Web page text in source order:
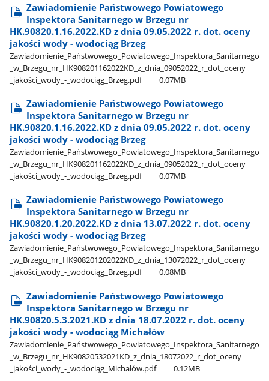
Zawiadomienie Państwowego Powiatowego
Inspektora Sanitarnego w Brzegu nr
HK.90820.1.16.2022.KD z dnia 09.05.2022 r. dot. oceny
jakości wody - wodociąg Brzeg
Zawiadomienie​_Państwowego​_Powiatowego​_Inspektora​_Sanitarnego​
_w​_Brzegu​_nr​_HK908201162022KD​_z​_dnia​_09052022​_r​_dot​_oceny​
_jakości​_wody​_-​_wodociąg​_Brzeg.pdf
0.07MB
Zawiadomienie Państwowego Powiatowego
Inspektora Sanitarnego w Brzegu nr
HK.90820.1.16.2022.KD z dnia 09.05.2022 r. dot. oceny
jakości wody - wodociąg Brzeg
Zawiadomienie​_Państwowego​_Powiatowego​_Inspektora​_Sanitarnego​
_w​_Brzegu​_nr​_HK908201162022KD​_z​_dnia​_09052022​_r​_dot​_oceny​
_jakości​_wody​_-​_wodociąg​_Brzeg.pdf
0.07MB
Zawiadomienie Państwowego Powiatowego
Inspektora Sanitarnego w Brzegu nr
HK.90820.1.20.2022.KD z dnia 13.07.2022 r. dot. oceny
jakości wody - wodociąg Brzeg
Zawiadomienie​_Państwowego​_Powiatowego​_Inspektora​_Sanitarnego​
_w​_Brzegu​_nr​_HK908201202022KD​_z​_dnia​_13072022​_r​_dot​_oceny​
_jakości​_wody​_-​_wodociąg​_Brzeg.pdf
0.08MB
Zawiadomienie Państwowego Powiatowego
Inspektora Sanitarnego w Brzegu nr
HK.90820.5.3.2021.KD z dnia 18.07.2022 r. dot. oceny
jakości wody - wodociąg Michałów
Zawiadomienie​_Państwowego​_Powiatowego​_Inspektora​_Sanitarnego​
_w​_Brzegu​_nr​_HK90820532021KD​_z​_dnia​_18072022​_r​_dot​_oceny​
_jakości​_wody​_-​_wodociąg​_Michałów.pdf
0.12MB